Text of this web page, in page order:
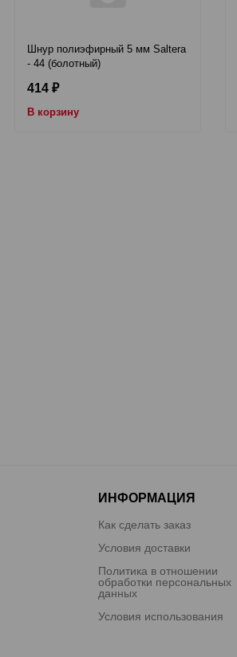
Шнур полиэфирный 5 мм Saltera
- 44 (болотный)
414 ₽
В корзину
ИНФОРМАЦИЯ
Как сделать заказ
Условия доставки
Политика в отношении
обработки персональных
данных
Условия использования